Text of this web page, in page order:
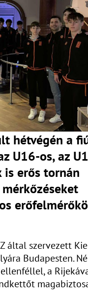
hétvégén a
U16-os, az
is erős tornán
által szervezett
Budapesten.
a